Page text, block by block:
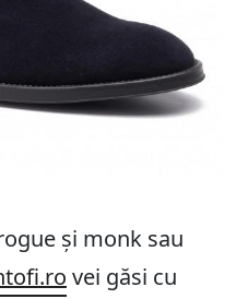
și monk sau
vei găsi cu